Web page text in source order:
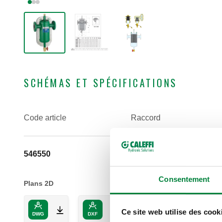
Consentement
Ce site web utilise des
SCHÉMAS ET SPÉCIFICATIONS
Code article Raccord
546550 DN 50 (EN 1092-1) PN 16
Plans 2D
DWG DXF PDF